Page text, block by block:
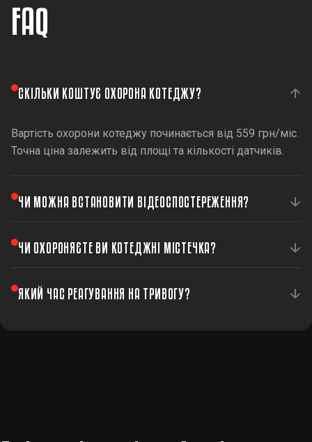
FAQ
СКІЛЬКИ КОШТУЄ ОХОРОНА КОТЕДЖУ?
Вартість охорони котеджу починається від 559 грн/міс.
Точна ціна залежить від площі та кількості датчиків.
ЧИ МОЖНА ВСТАНОВИТИ ВІДЕОСПОСТЕРЕЖЕННЯ?
Так, ми встановлюємо комплексні системи безпеки,
включаючи відеоспостереження з можливістю
ЧИ ОХОРОНЯЄТЕ ВИ КОТЕДЖНІ МІСТЕЧКА?
Так, ми пропонуємо як індивідуальну охорону
ЯКИЙ ЧАС РЕАГУВАННЯ НА ТРИВОГУ?